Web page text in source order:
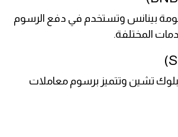
بينانس وتستخدم في دفع الرسوم
المختلفة.
تشين وتتميز برسوم معاملات